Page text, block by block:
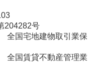
204282号
全国宅地建物取引業保
全国賃貸不動産管理業